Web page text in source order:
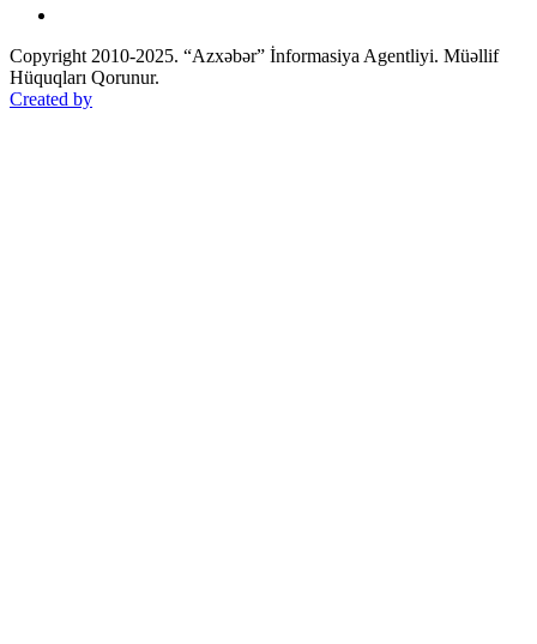
Copyright 2010-2025. “Azxəbər” İnformasiya Agentliyi. Müəllif
Hüquqları Qorunur.
Created by